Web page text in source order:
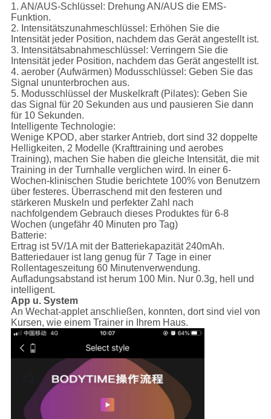
1. AN/AUS-Schlüssel: Drehung AN/AUS die EMS-
Funktion.
2. Intensitätszunahmeschlüssel: Erhöhen Sie die
Intensität jeder Position, nachdem das Gerät angestellt ist.
3. Intensitätsabnahmeschlüssel: Verringern Sie die
Intensität jeder Position, nachdem das Gerät angestellt ist.
4. aerober (Aufwärmen) Modusschlüssel: Geben Sie das
Signal ununterbrochen aus.
5. Modusschlüssel der Muskelkraft (Pilates): Geben Sie
das Signal für 20 Sekunden aus und pausieren Sie dann
für 10 Sekunden.
Intelligente Technologie:
Wenige KPOD, aber starker Antrieb, dort sind 32 doppelte
Helligkeiten, 2 Modelle (Krafttraining und aerobes
Training), machen Sie haben die gleiche Intensität, die mit
Training in der Turnhalle verglichen wird. In einer 6-
Wochen-klinischen Studie berichtete 100% von Benutzern
über festeres. Überraschend mit den festeren und
stärkeren Muskeln und perfekter Zahl nach
nachfolgendem Gebrauch dieses Produktes für 6-8
Wochen (ungefähr 40 Minuten pro Tag)
Batterie:
Ertrag ist 5V/1A mit der Batteriekapazität 240mAh.
Batteriedauer ist lang genug für 7 Tage in einer
Rollentageszeitung 60 Minutenverwendung.
Aufladungsabstand ist herum 100 Min. Nur 0.3g, hell und
intelligent.
App u. System
An Wechat-applet anschließen, konnten, dort sind viel von
Kursen, wie einem Trainer in Ihrem Haus.